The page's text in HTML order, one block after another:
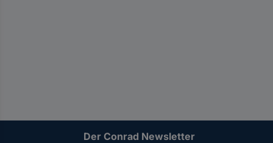
Der Conrad Newsletter